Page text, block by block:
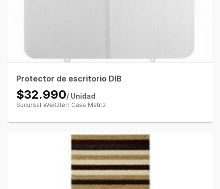
Protector de escritorio DIB
$32.990/ Unidad
Sucursal Weitzler: Casa Matriz